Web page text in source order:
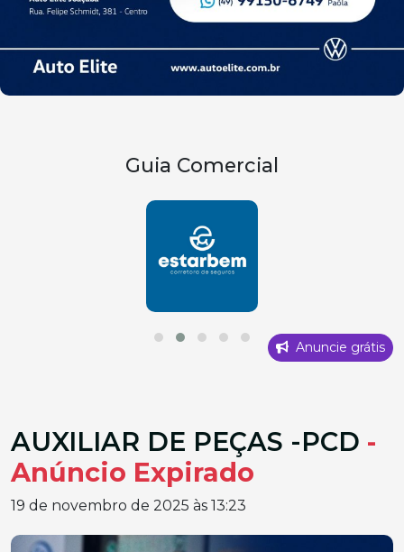
Guia Comercial
Anuncie grátis
AUXILIAR DE PEÇAS -PCD -
Anúncio Expirado
19 de novembro de 2025 às 13:23